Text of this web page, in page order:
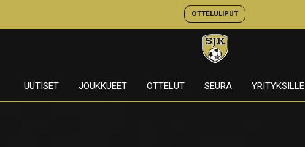
OTTELULIPUT
UUTISET JOUKKUEET OTTELUT SEURA YRITYKSILLE